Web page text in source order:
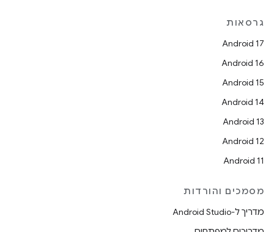
גרסאות
Android 17
Android 16
Android 15
Android 14
Android 13
Android 12
Android 11
מסמכים והורדות
מדריך ל-Android Studio